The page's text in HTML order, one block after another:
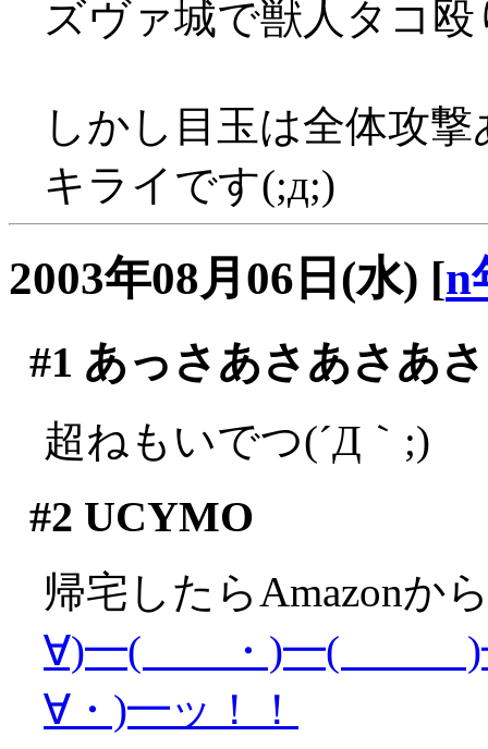
ズヴァ城で獣人タコ
しかし目玉は全体攻
キライです(;д;)
2003年08月06日(水) [n
#1 あっさあさあさあ
超ねもいでつ(´Д｀;)
#2 UCYMO
帰宅したらAmazonか
∀)━( ・)━(
∀・)━ッ！！